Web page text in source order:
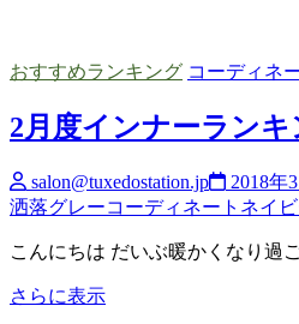
ラ
キ
グ
おすすめランキング コーディネ
2月度インナーランキ
salon@tuxedostation.jp 2018年
洒落グレーコーディネート ネイ
こんにちは だいぶ暖かくなり過
さらに表示2